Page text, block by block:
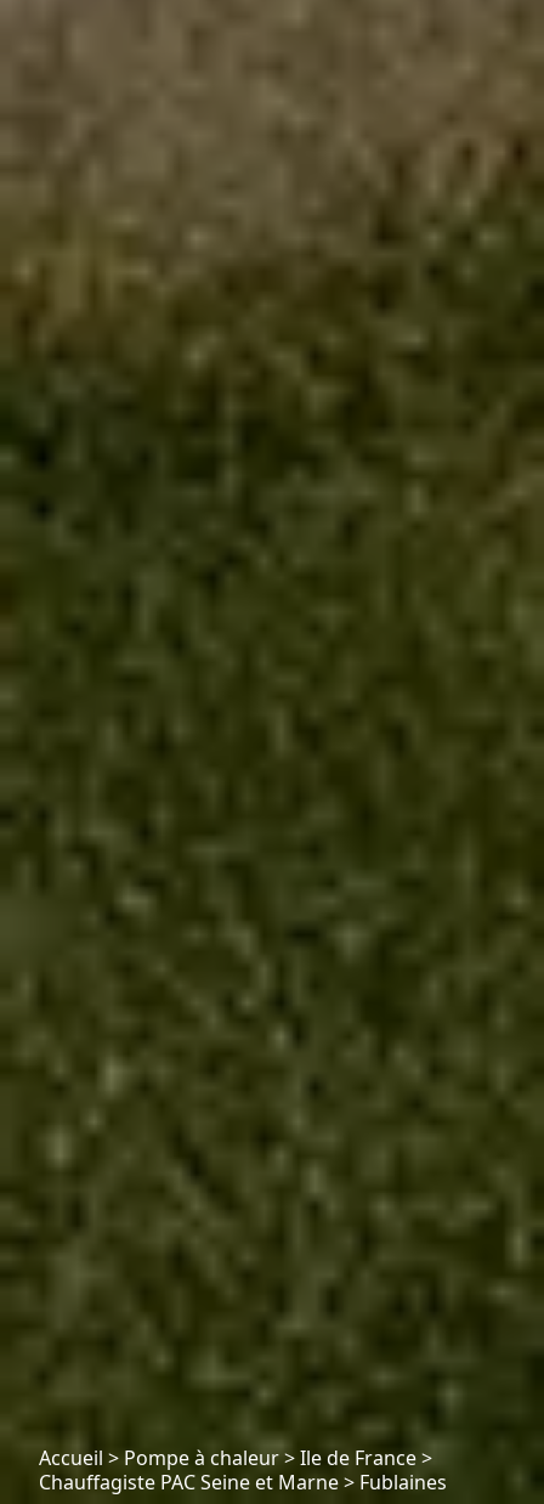
Accueil > Pompe à chaleur>Ile de France>
Chauffagiste PAC Seine et Marne> Fublaines